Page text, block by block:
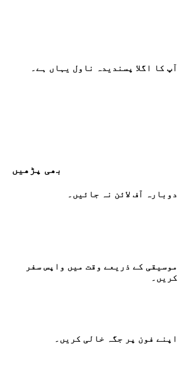
آپ کا اگلا پسندیدہ ناول یہاں ہے۔
بھی پڑھیں
دوبارہ آف لائن نہ جائیں۔
موسیقی کے ذریعے وقت میں واپس سفر
کریں۔
اپنے فون پر جگہ خالی کریں۔